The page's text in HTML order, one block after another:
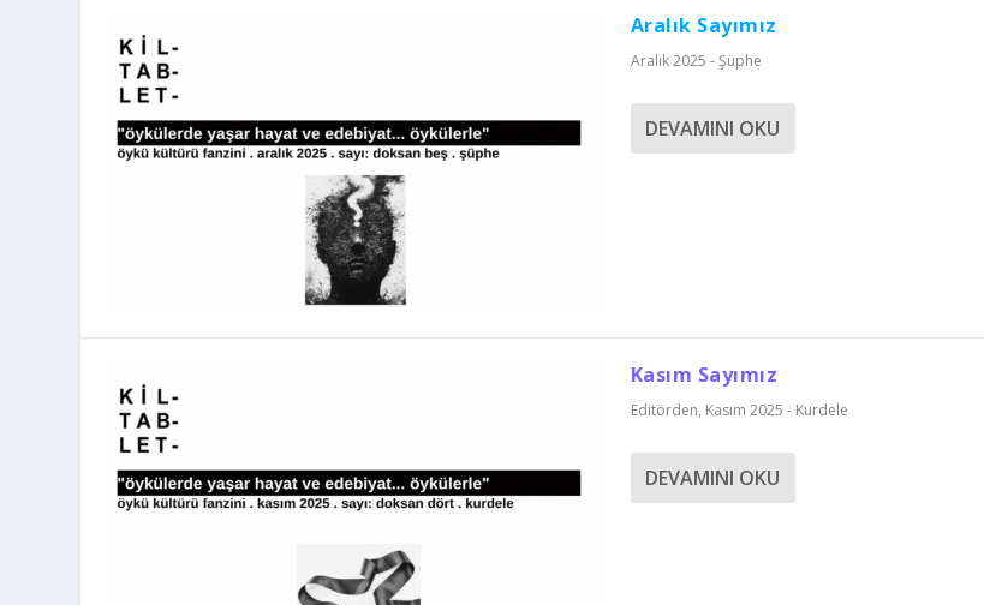
Aralık Sayımız
Aralık 2025 - Şüphe
DEVAMINI OKU
Kasım Sayımız
Editörden, Kasım 2025 - Kurdele
DEVAMINI OKU